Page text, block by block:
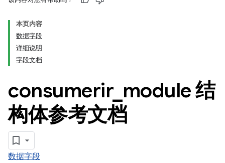
本页内容
数据字段
详细说明
字段文档
consumerir_ module 结
构体参考文档
数据字段